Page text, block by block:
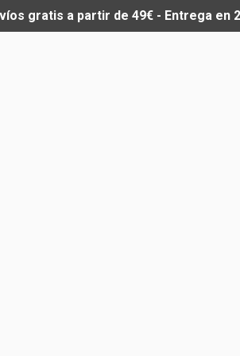
gratis a partir de 49€ - Entrega en